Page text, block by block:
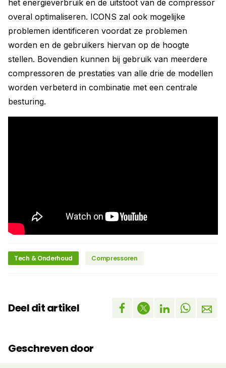
het energieverbruik en de uitstoot van de compressor
overal optimaliseren. ICONS zal ook mogelijke
problemen identificeren voordat ze problemen
worden en de gebruikers hiervan op de hoogte
stellen. Bovendien kunnen bij gebruik van meerdere
compressoren de prestaties van alle drie de modellen
worden verbeterd in combinatie met een centrale
besturing.
Tech & Onderhoud Compressoren
Deel dit artikel
Geschreven door